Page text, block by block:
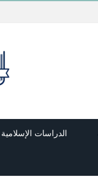
الدراسات الإسلامية